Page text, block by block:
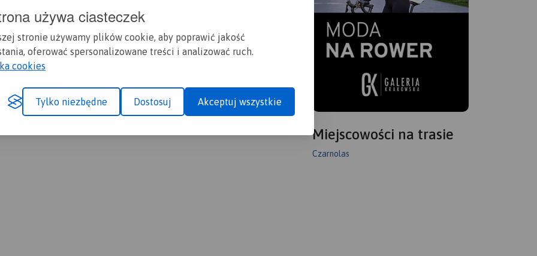
używa ciasteczek
stronie używamy plików cookie, aby poprawić jakość
oferować spersonalizowane treści i analizować ruch.
cookies
Tylko niezbędne Dostosuj Akceptuj wszystkie
Miejscowości na trasie
Czarnolas